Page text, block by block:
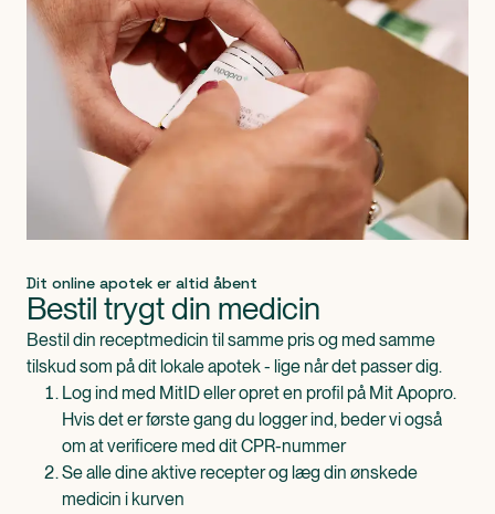
Dit online apotek er altid åbent
Bestil trygt din medicin
Bestil din receptmedicin til samme pris og med samme
tilskud som på dit lokale apotek - lige når det passer dig.
Log ind med MitID eller opret en profil på Mit Apopro.
Hvis det er første gang du logger ind, beder vi også
om at verificere med dit CPR-nummer
Se alle dine aktive recepter og læg din ønskede
medicin i kurven